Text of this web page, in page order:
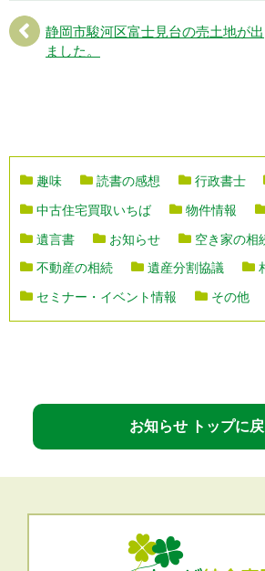
静岡市駿河区富士見台の売土地が出
ました。
趣味 読書の感想 行政書士
中古住宅買取いちば
物件情報
遺言書
お知らせ
空き家の相
不動産の相続
遺産分割協議
セミナー・イベント情報
その他
お知らせ トップに